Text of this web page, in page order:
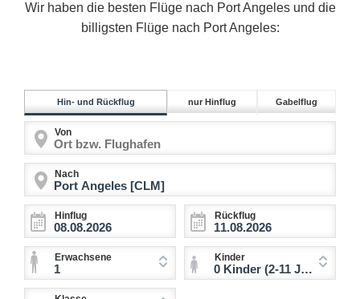
Wir haben die besten Flüge nach Port Angeles und die
billigsten Flüge nach Port Angeles:
Hin- und Rückflug nur Hinflug Gabelflug
Von
Nach
Hinflug Rückflug
Erwachsene
1
Kinder
0 Kinder (2-11 Jahre)